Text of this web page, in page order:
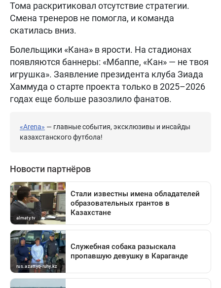
Тома раскритиковал отсутствие стратегии.
Смена тренеров не помогла, и команда
скатилась вниз.
Болельщики «Кана» в ярости. На стадионах
появляются баннеры: «Мбаппе, «Кан» — не твоя
игрушка». Заявление президента клуба Зиада
Хаммуда о старте проекта только в 2025–2026
годах еще больше разозлило фанатов.
«Arena» — главные события, эксклюзивы и инсайды
казахстанского футбола!